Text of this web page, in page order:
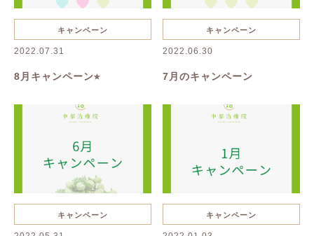
キャンペーン
2022.07.31
8月キャンペーン⭐︎
キャンペーン
2022.06.30
7月のキャンペーン
キャンペーン キャンペーン